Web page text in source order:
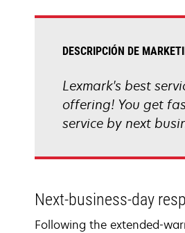
DESCRIPCIÓN DE
Lexmark's best
offering! You get
service by next
Next-business-day
Following the extended-